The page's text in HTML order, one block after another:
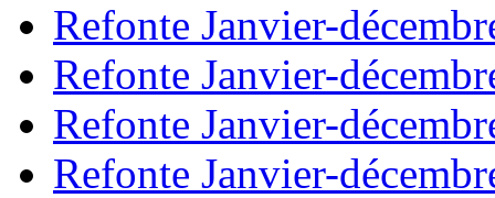
Refonte Janvier-
Refonte Janvier-
Refonte Janvier-
Refonte Janvier-